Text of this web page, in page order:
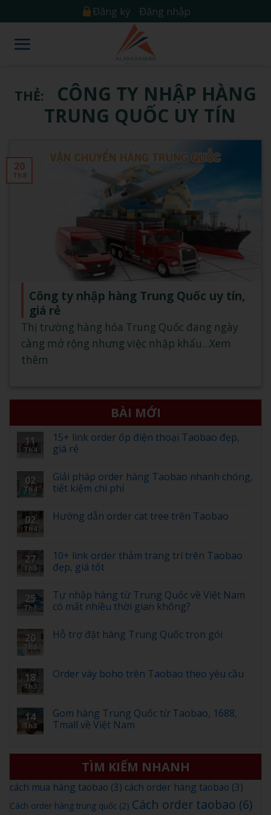
to
content
Đăng ký Đăng nhập
THẺ:
CÔNG TY NHẬP HÀNG
TRUNG QUỐC UY TÍN
Công ty nhập hàng Trung Quốc uy tín,
giá rẻ
Thị trường hàng hóa Trung Quốc đang ngày
càng mở rộng nhưng việc nhập khẩu...Xem
thêm
20
Th8
BÀI MỚI
11
Th4
15+ link order ốp điện thoại Taobao đẹp,
giá rẻ
02
Th4
Giải pháp order hàng Taobao nhanh chóng,
tiết kiệm chi phí
02
Th4
Hướng dẫn order cat tree trên Taobao
27
Th3
10+ link order thảm trang trí trên Taobao
đẹp, giá tốt
25
Th3
Tự nhập hàng từ Trung Quốc về Việt Nam
có mất nhiều thời gian không?
20
Th3
Hỗ trợ đặt hàng Trung Quốc trọn gói
18
Th3
Order váy boho trên Taobao theo yêu cầu
14
Th3
Gom hàng Trung Quốc từ Taobao, 1688,
Tmall về Việt Nam
TÌM KIẾM NHANH
cách mua hàng taobao (3) cách order hàng taobao (3)
Cách order hàng trung quốc (2) Cách order taobao (6)